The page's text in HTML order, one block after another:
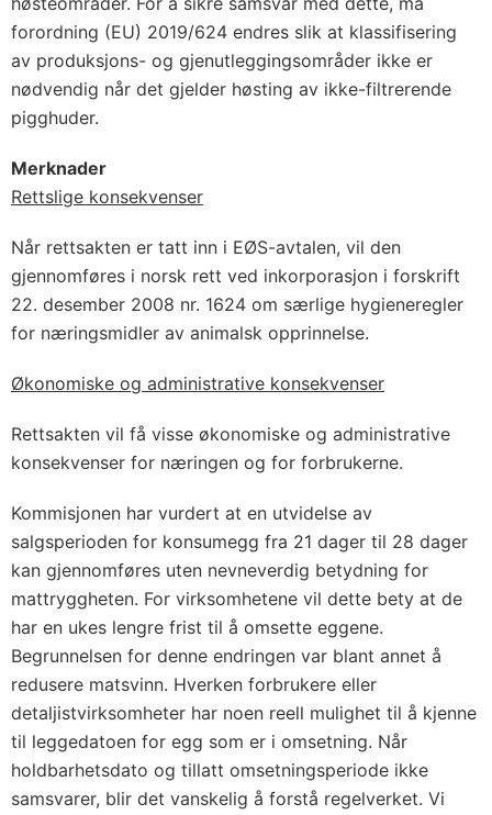
forordning (EU) 2019/624 endres slik at klassifisering
av produksjons- og gjenutleggingsområder ikke er
nødvendig når det gjelder høsting av ikke-filtrerende
pigghuder.
Merknader
Rettslige konsekvenser
Når rettsakten er tatt inn i EØS-avtalen, vil den
gjennomføres i norsk rett ved inkorporasjon i forskrift
22. desember 2008 nr. 1624 om særlige hygieneregler
for næringsmidler av animalsk opprinnelse.
Økonomiske og administrative konsekvenser
Rettsakten vil få visse økonomiske og administrative
konsekvenser for næringen og for forbrukerne.
Kommisjonen har vurdert at en utvidelse av
salgsperioden for konsumegg fra 21 dager til 28 dager
kan gjennomføres uten nevneverdig betydning for
mattryggheten. For virksomhetene vil dette bety at de
har en ukes lengre frist til å omsette eggene.
Begrunnelsen for denne endringen var blant annet å
redusere matsvinn. Hverken forbrukere eller
detaljistvirksomheter har noen reell mulighet til å kjenne
til leggedatoen for egg som er i omsetning. Når
holdbarhetsdato og tillatt omsetningsperiode ikke
samsvarer, blir det vanskelig å forstå regelverket. Vi